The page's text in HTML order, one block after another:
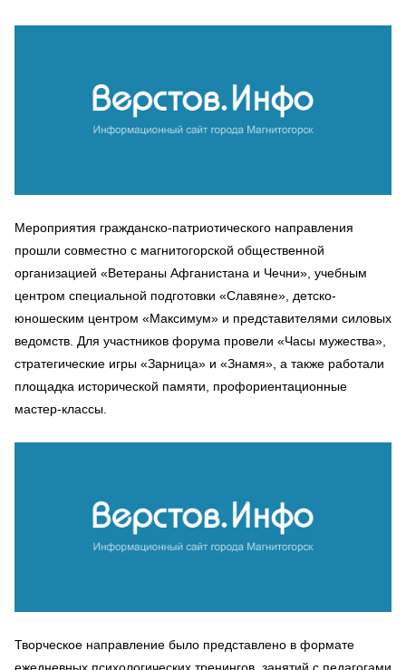
Мероприятия гражданско-патриотического направления
прошли совместно с магнитогорской общественной
организацией «Ветераны Афганистана и Чечни», учебным
центром специальной подготовки «Славяне», детско-
юношеским центром «Максимум» и представителями силовых
ведомств. Для участников форума провели «Часы мужества»,
стратегические игры «Зарница» и «Знамя», а также работали
площадка исторической памяти, профориентационные
мастер-классы.
Творческое направление было представлено в формате